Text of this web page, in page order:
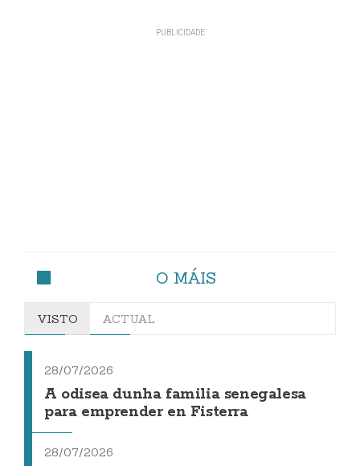
O MÁIS
VISTO ACTUAL
28/07/2026
A odisea dunha familia senegalesa
para emprender en Fisterra
28/07/2026